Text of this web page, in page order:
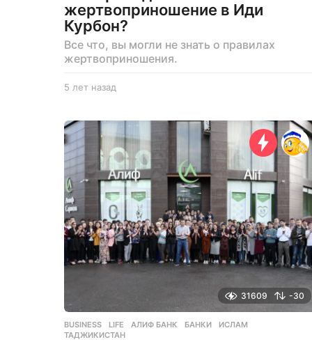
жертвоприношение в Иди
Курбон?
Все что, вы могли не знать о правилах
жертвоприношения.
5 лет назад
н
а
з
а
д
31609 -30
BUSINESS ,LIFE АЛИФ БАНК ,БАНКИ ,ИСЛАМ
ТАДЖИКИСТАН